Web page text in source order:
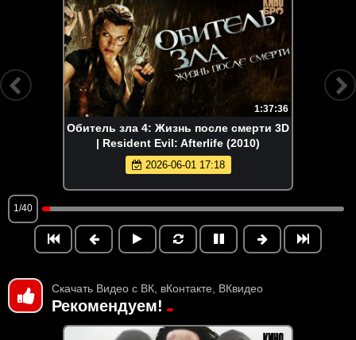
1:37:36
Обитель зла 4: Жизнь после смерти 3D
| Resident Evil: Afterlife (2010)
2026-06-01 17:18
1/40
Скачать Видео с ВК, вКонтакте, ВКвидео
Рекомендуем!